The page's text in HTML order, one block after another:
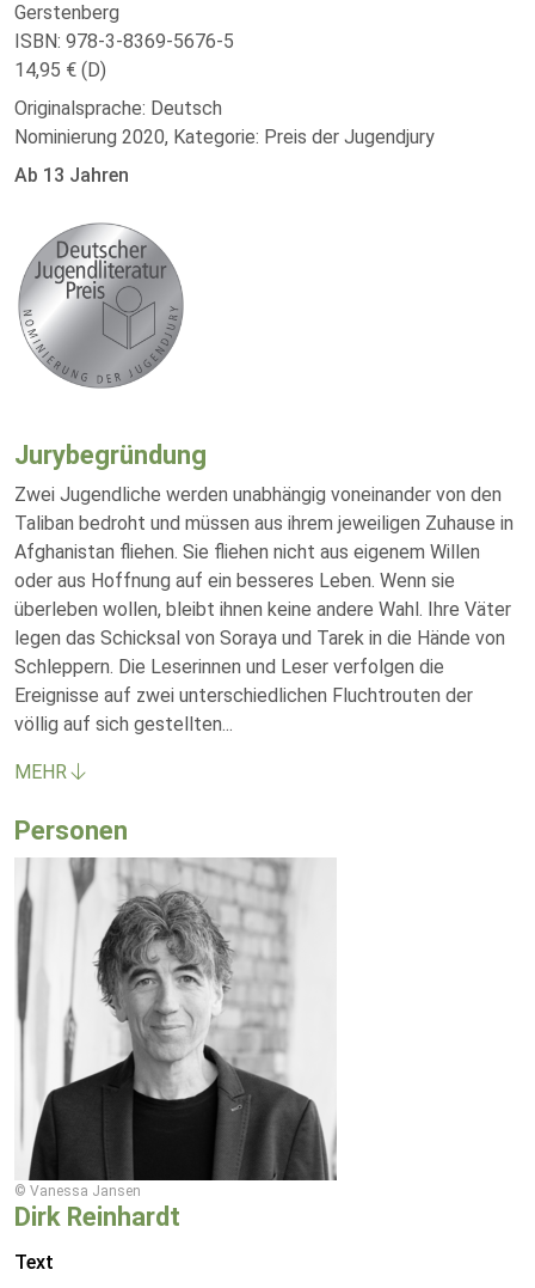
Gerstenberg
ISBN: 978-3-8369-5676-5
14,95 € (D)
Originalsprache: Deutsch
Nominierung 2020, Kategorie: Preis der Jugendjury
Ab 13 Jahren
Jurybegründung
Zwei Jugendliche werden unabhängig voneinander von den
Taliban bedroht und müssen aus ihrem jeweiligen Zuhause in
Afghanistan fliehen. Sie fliehen nicht aus eigenem Willen
oder aus Hoffnung auf ein besseres Leben. Wenn sie
überleben wollen, bleibt ihnen keine andere Wahl. Ihre Väter
legen das Schicksal von Soraya und Tarek in die Hände von
Schleppern. Die Leserinnen und Leser verfolgen die
Ereignisse auf zwei unterschiedlichen Fluchtrouten der
völlig auf sich gestellten...
MEHR
Personen
© Vanessa Jansen
Dirk Reinhardt
Text